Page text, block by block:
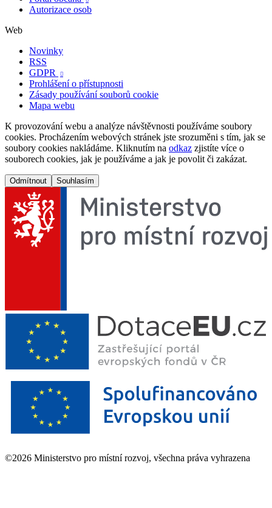
Autorizace osob
Web
Novinky
RSS
GDPR

Prohlášení o přístupnosti
Zásady používání souborů cookie
Mapa webu
K provozování webu a analýze návštěvnosti používáme soubory
cookies. Procházením webových stránek jste srozuměni s tím, jak se
soubory cookies nakládáme. Kliknutím na odkaz zjistíte více o
souborech cookies, jak je používáme a jak je povolit či zakázat.
Odmítnout Souhlasím
©2026 Ministerstvo pro místní rozvoj, všechna práva vyhrazena